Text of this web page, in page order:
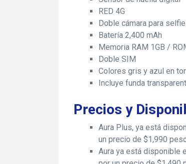
RED 4G
Doble cámara para
Batería 2,400 mAh
Memoria RAM 1GB /
Doble SIM
Colores gris y azul en
Incluye funda
Precios y
Aura Plus, ya está
un precio de $1,990
Aura ya está disponible